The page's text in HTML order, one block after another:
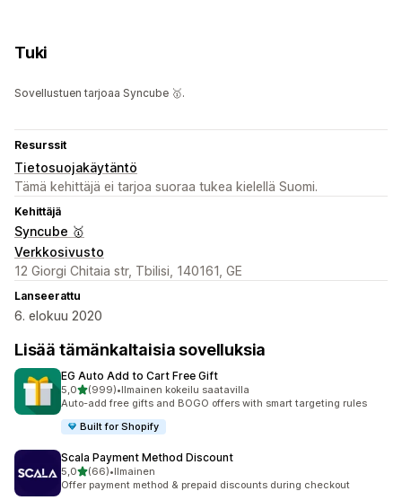
Tuki
Sovellustuen tarjoaa Syncube 🥇.
Resurssit
Tietosuojakäytäntö
Tämä kehittäjä ei tarjoa suoraa tukea kielellä Suomi.
Kehittäjä
Syncube 🥇
Verkkosivusto
12 Giorgi Chitaia str, Tbilisi, 140161, GE
Lanseerattu
6. elokuu 2020
Lisää tämänkaltaisia sovelluksia
EG Auto Add to Cart Free Gift
5,0/ 5 tähteä
(999)
999 arvostelua yhteensä
•Ilmainen kokeilu saatavilla
Auto-add free gifts and BOGO offers with smart targeting rules
Built for Shopify
Scala Payment Method Discount
5,0/ 5 tähteä
(66)
66 arvostelua yhteensä
•Ilmainen
Offer payment method & prepaid discounts during checkout